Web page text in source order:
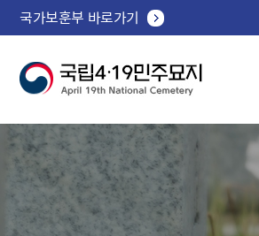
국가보훈부 바로가기